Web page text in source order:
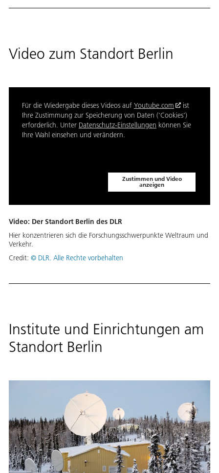
Video zum Standort Berlin
Für die Wiedergabe dieses Videos auf Youtube.com
ist
Ihre Zustimmung zur Speicherung von Daten ('Cookies')
erforderlich. Unter Datenschutz-Einstellungen können Sie
Ihre Wahl einsehen und verändern.
Zustimmen und Video
anzeigen
Video: Der Standort Berlin des DLR
Hier kon­zen­trie­ren sich die For­schungs­schwer­punk­te Welt­raum und
Ver­kehr.
Credit: © DLR. Alle Rechte vorbehalten
Institute und Einrichtungen am
Standort Berlin